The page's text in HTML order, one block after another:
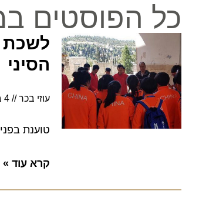
כל הפוסטים במרץ
לשכת
הסיני
עוזי בכר 4 במרץ 2019
טוענת בפני
קרא עוד »